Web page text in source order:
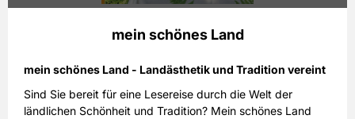
mein schönes Land
mein schönes Land - Landästhetik und Tradition vereint
Sind Sie bereit für eine Lesereise durch die Welt der
ländlichen Schönheit und Tradition? Mein schönes Land